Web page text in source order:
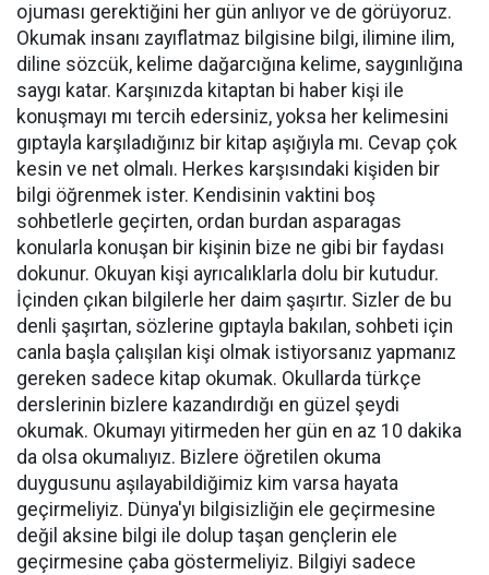
ojuması gerektiğini her gün anlıyor ve de görüyoruz.
Okumak insanı zayıflatmaz bilgisine bilgi, ilimine ilim,
diline sözcük, kelime dağarcığına kelime, saygınlığına
saygı katar. Karşınızda kitaptan bi haber kişi ile
konuşmayı mı tercih edersiniz, yoksa her kelimesini
gıptayla karşıladığınız bir kitap aşığıyla mı. Cevap çok
kesin ve net olmalı. Herkes karşısındaki kişiden bir
bilgi öğrenmek ister. Kendisinin vaktini boş
sohbetlerle geçirten, ordan burdan asparagas
konularla konuşan bir kişinin bize ne gibi bir faydası
dokunur. Okuyan kişi ayrıcalıklarla dolu bir kutudur.
İçinden çıkan bilgilerle her daim şaşırtır. Sizler de bu
denli şaşırtan, sözlerine gıptayla bakılan, sohbeti için
canla başla çalışılan kişi olmak istiyorsanız yapmanız
gereken sadece kitap okumak. Okullarda türkçe
derslerinin bizlere kazandırdığı en güzel şeydi
okumak. Okumayı yitirmeden her gün en az 10 dakika
da olsa okumalıyız. Bizlere öğretilen okuma
duygusunu aşılayabildiğimiz kim varsa hayata
geçirmeliyiz. Dünya'yı bilgisizliğin ele geçirmesine
değil aksine bilgi ile dolup taşan gençlerin ele
geçirmesine çaba göstermeliyiz. Bilgiyi sadece